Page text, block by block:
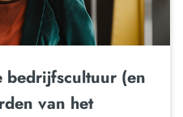
bedrijfscultuur (en
van het